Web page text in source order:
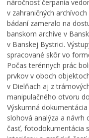
náročnosť čerpania
v zahraničných
bádaní zameralo na
banskom archíve v
v Banskej Bystrici.
spracované skôr vo
Počas terénnych prác
prvkov v oboch
v Dielňach aj z
manipulačného otvoru
Výskumná
slohová analýza a návrh
časť, fotodokumentácia